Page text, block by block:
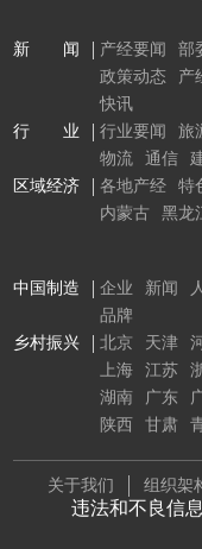
新 闻
产经要闻 部
政策动态
产
快讯
行 业
行业要闻 旅
物流
通信
区域经济
各地产经 特
内蒙古
黑龙
中国制造 企业 新闻
品牌
乡村振兴
北京 天津
上海
江苏
湖南
广东
陕西
甘肃
关于我们 组织架
违法和不良信